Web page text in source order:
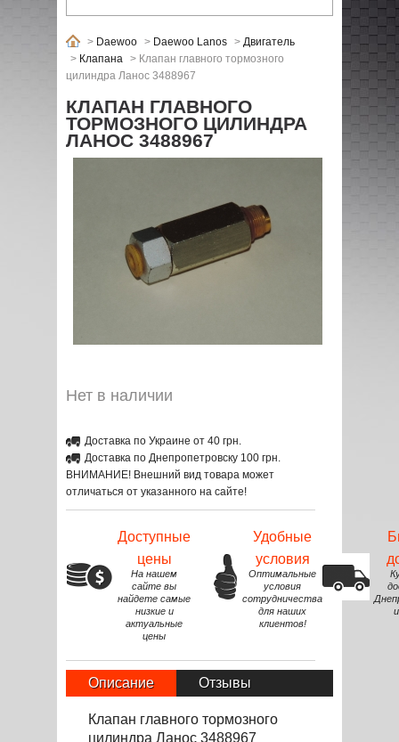
> Daewoo > Daewoo Lanos > Двигатель
> Клапана > Клапан главного тормозного
цилиндра Ланос 3488967
КЛАПАН ГЛАВНОГО
ТОРМОЗНОГО ЦИЛИНДРА
ЛАНОС 3488967
Нет в наличии
Доставка по Украине от 40 грн.
Доставка по Днепропетровску 100 грн.
ВНИМАНИЕ! Внешний вид товара может
отличаться от указанного на сайте!
Доступные
цены
На нашем
сайте вы
найдете самые
низкие и
актуальные
цены
Удобные
условия
Оптимальные
условия
сотрудничества
для наших
клиентов!
Описание Отзывы
Клапан главного тормозного
цилиндра Ланос 3488967